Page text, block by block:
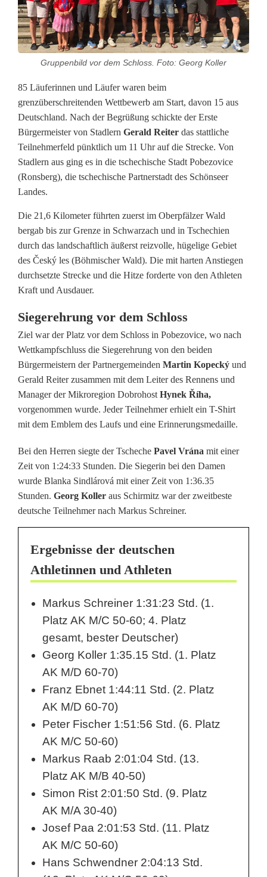
d
e
n
s
c
h
ö
n
e
n
B
ö
h
e
r
w
a
l
–
P
a
Gruppenbild vor dem Schloss. Foto: Georg Koller
85 Läuferinnen und Läufer waren beim
grenzüberschreitenden Wettbewerb am Start, davon 15 aus
Deutschland. Nach der Begrüßung schickte der Erste
Bürgermeister von Stadlern Gerald Reiter das stattliche
Teilnehmerfeld pünktlich um 11 Uhr auf die Strecke. Von
Stadlern aus ging es in die tschechische Stadt Pobezovice
(Ronsberg), die tschechische Partnerstadt des Schönseer
Landes.
Die 21,6 Kilometer führten zuerst im Oberpfälzer Wald
bergab bis zur Grenze in Schwarzach und in Tschechien
durch das landschaftlich äußerst reizvolle, hügelige Gebiet
des Český les (Böhmischer Wald). Die mit harten Anstiegen
durchsetzte Strecke und die Hitze forderte von den Athleten
Kraft und Ausdauer.
Siegerehrung vor dem Schloss
Ziel war der Platz vor dem Schloss in Pobezovice, wo nach
Wettkampfschluss die Siegerehrung von den beiden
Bürgermeistern der Partnergemeinden Martin Kopecký und
Gerald Reiter zusammen mit dem Leiter des Rennens und
Manager der Mikroregion Dobrohost Hynek Říha,
vorgenommen wurde. Jeder Teilnehmer erhielt ein T-Shirt
mit dem Emblem des Laufs und eine Erinnerungsmedaille.
Bei den Herren siegte der Tscheche Pavel Vrána mit einer
Zeit von 1:24:33 Stunden. Die Siegerin bei den Damen
wurde Blanka Sindlárová mit einer Zeit von 1:36.35
Stunden. Georg Koller aus Schirmitz war der zweitbeste
deutsche Teilnehmer nach Markus Schreiner.
Ergebnisse der deutschen
Athletinnen und Athleten
Markus Schreiner 1:31:23 Std. (1.
Platz AK M/C 50-60; 4. Platz
gesamt, bester Deutscher)
Georg Koller 1:35.15 Std. (1. Platz
AK M/D 60-70)
Franz Ebnet 1:44:11 Std. (2. Platz
AK M/D 60-70)
Peter Fischer 1:51:56 Std. (6. Platz
AK M/C 50-60)
Markus Raab 2:01:04 Std. (13.
Platz AK M/B 40-50)
Simon Rist 2:01:50 Std. (9. Platz
AK M/A 30-40)
Josef Paa 2:01:53 Std. (11. Platz
AK M/C 50-60)
Hans Schwendner 2:04:13 Std.